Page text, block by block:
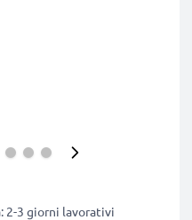
2-3 giorni lavorativi